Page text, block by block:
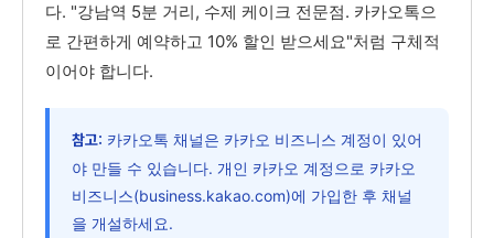
다. "강남역 5분 거리, 수제 케이크 전문점. 카카오톡으
로 간편하게 예약하고 10% 할인 받으세요"처럼 구체적
이어야 합니다.
참고: 카카오톡 채널은 카카오 비즈니스 계정이 있어
야 만들 수 있습니다. 개인 카카오 계정으로 카카오
비즈니스(business.kakao.com)에 가입한 후 채널
을 개설하세요.